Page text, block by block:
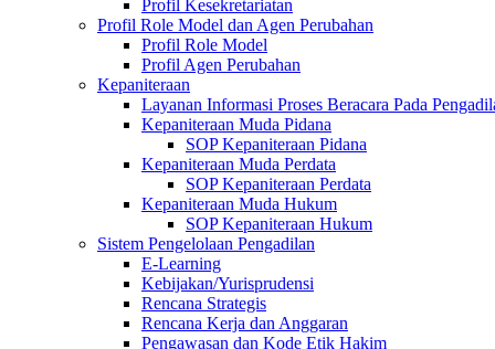
Profil Kesekretariatan
Profil Role Model dan Agen Perubahan
Profil Role Model
Profil Agen Perubahan
Kepaniteraan
Layanan Informasi Proses Beracara Pada
Kepaniteraan Muda Pidana
SOP Kepaniteraan Pidana
Kepaniteraan Muda Perdata
SOP Kepaniteraan Perdata
Kepaniteraan Muda Hukum
SOP Kepaniteraan Hukum
Sistem Pengelolaan Pengadilan
E-Learning
Kebijakan/Yurisprudensi
Rencana Strategis
Rencana Kerja dan Anggaran
Pengawasan dan Kode Etik Hakim